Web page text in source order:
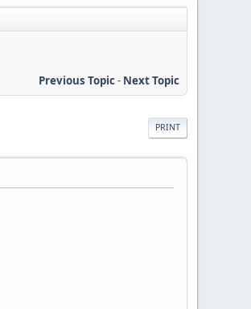
Previous Topic- Next Topic
PRINT